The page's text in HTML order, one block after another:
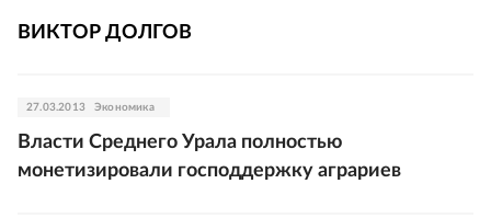
ВИКТОР ДОЛГОВ
27.03.2013 Экономика
Власти Среднего Урала полностью
монетизировали господдержку аграриев